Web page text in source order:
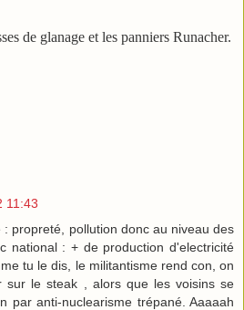
de glanage et les panniers Runacher.
11:43
: propreté, pollution donc au niveau des
national : + de production d'electricité
tu le dis, le militantisme rend con, on
sur le steak , alors que les voisins se
par anti-nuclearisme trépané. Aaaaah